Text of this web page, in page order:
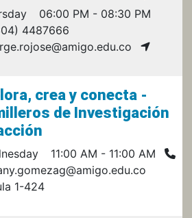
06:00 PM - 08:30 PM
4487666
crea y conecta -
de Investigación
11:00 AM - 11:00 AM
1-424